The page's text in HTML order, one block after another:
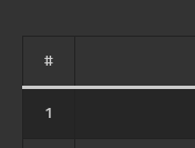
#
1